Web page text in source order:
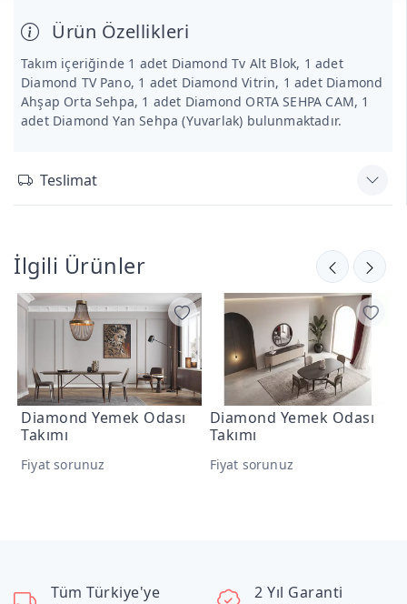
Ürün Özellikleri
Takım içeriğinde 1 adet Diamond Tv Alt Blok, 1 adet
Diamond TV Pano, 1 adet Diamond Vitrin, 1 adet Diamond
Ahşap Orta Sehpa, 1 adet Diamond ORTA SEHPA CAM, 1
adet Diamond Yan Sehpa (Yuvarlak) bulunmaktadır.
Teslimat
İlgili Ürünler
Diamond Yemek Odası
Takımı
Fiyat sorunuz
Diamond Yemek Odası
Takımı
Fiyat sorunuz
Tüm Türkiye'ye 2 Yıl Garanti